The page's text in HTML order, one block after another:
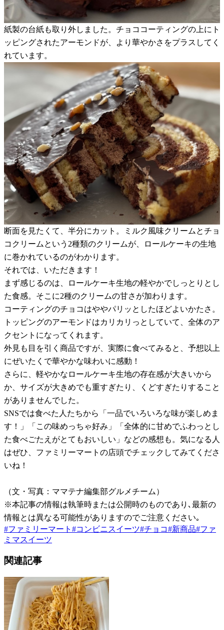
紙製の台紙も取り外しました。チョココーティングの上にト
ッピングされたアーモンドが、より華やかさをプラスしてく
れています。
断面を見たくて、半分にカット。ミルク風味クリームとチョ
コクリームという2種類のクリームが、ロールケーキの生地
に巻かれているのがわかります。
それでは、いただきます！
まず感じるのは、ロールケーキ生地の軽やかでしっとりとし
た食感。そこに2種のクリームの甘さが加わります。
コーティングのチョコはややパリッとしたほどよいかたさ。
トッピングのアーモンドはカリカリっとしていて、全体のア
クセントになってくれます。
外見も目を引く商品ですが、実際に食べてみると、予想以上
にぜいたくで華やかな味わいに感動！
さらに、軽やかなロールケーキ生地の存在感が大きいから
か、サイズが大きめでも重すぎたり、くどすぎたりすること
がありませんでした。
SNSでは食べた人たちから「一品でいろいろな味が楽しめま
す！」「この味めっちゃ好み」「全体的に甘めでふわっとし
た食べごたえがとてもおいしい」などの感想も。気になる人
はぜひ、ファミリーマートの店頭でチェックしてみてくださ
いね！
（文・写真：ママテナ編集部グルメチーム）
※本記事の情報は執筆時または公開時のものであり､最新の
情報とは異なる可能性がありますのでご注意ください｡
#ファミリーマート #コンビニスイーツ#チョコ#新商品#ファ
ミマスイーツ
関連記事